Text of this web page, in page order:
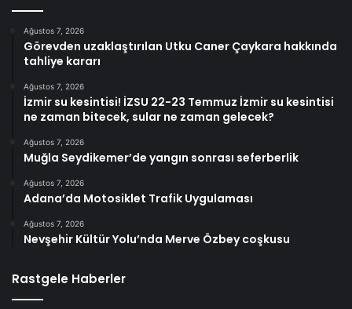
Ağustos 7, 2026
Görevden uzaklaştırılan Utku Caner Çaykara hakkında
tahliye kararı
Ağustos 7, 2026
İzmir su kesintisi! İZSU 22-23 Temmuz İzmir su kesintisi
ne zaman bitecek, sular ne zaman gelecek?
Ağustos 7, 2026
Muğla Seydikemer’de yangın sonrası seferberlik
Ağustos 7, 2026
Adana’da Motosiklet Trafik Uygulaması
Ağustos 7, 2026
Nevşehir Kültür Yolu’nda Merve Özbey coşkusu
Rastgele Haberler